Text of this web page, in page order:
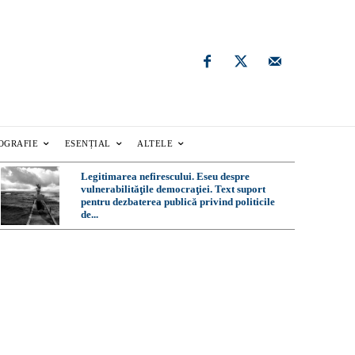
ESENȚIAL ALTELE
Legitimarea nefirescului. Eseu despre
vulnerabilităţile democraţiei. Text suport
pentru dezbaterea publică privind politicile
de...